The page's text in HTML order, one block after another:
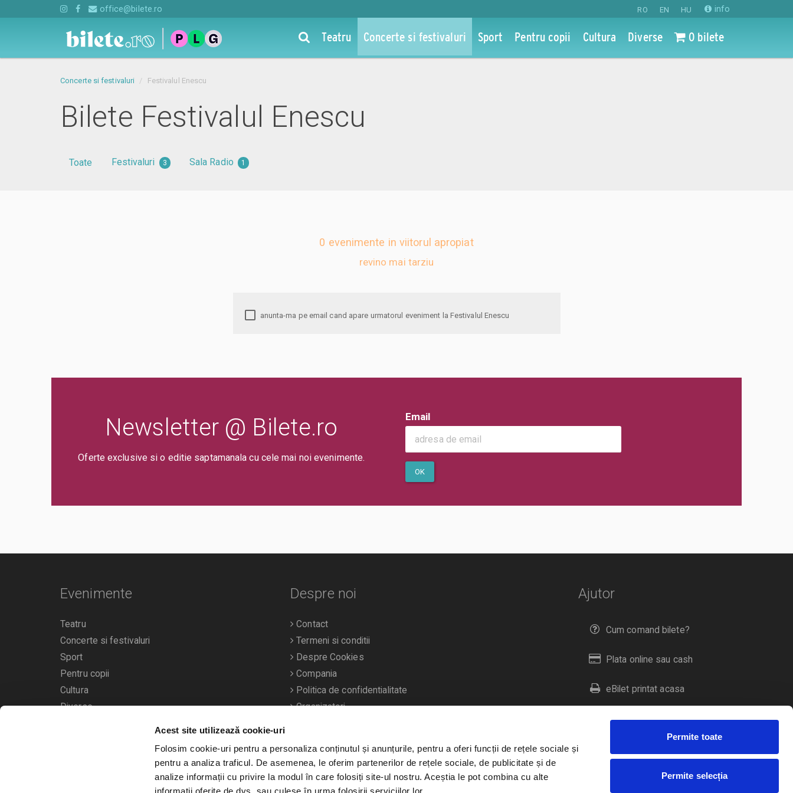
Acest site utilizează cookie-uri
Folosim cookie-uri pentru a personaliza conținutul și anunțurile, pentru a oferi funcții de rețele sociale și
pentru a analiza traficul. De asemenea, le oferim partenerilor de rețele sociale, de publicitate și de
analize informații cu privire la modul în care folosiți site-ul nostru. Aceștia le pot combina cu alte
Permite toate
Permite selecția
RO EN HU info
office@bilete.ro
Teatru Concerte si festivaluri Sport Pentru copii Cultura Diverse 0 bilete
Concerte si festivaluri Festivalul Enescu
Bilete Festivalul Enescu
Toate Festivaluri 3 Sala Radio 1
0 evenimente in viitorul apropiat
revino mai tarziu
anunta-ma pe email cand apare urmatorul eveniment la Festivalul Enescu
Newsletter @ Bilete.ro
Oferte exclusive si o editie saptamanala cu cele mai noi evenimente.
Email
OK
Ajutor
Cum comand bilete?
Plata online sau cash
eBilet printat acasa
Livrare prin curier
Duplicare bilete
Evenimente
Teatru
Concerte si festivaluri
Sport
Pentru copii
Cultura
Diverse
Calendarul evenimentelor
Despre noi
Contact
Termeni si conditii
Despre Cookies
Compania
Politica de confidentialitate
Organizatori